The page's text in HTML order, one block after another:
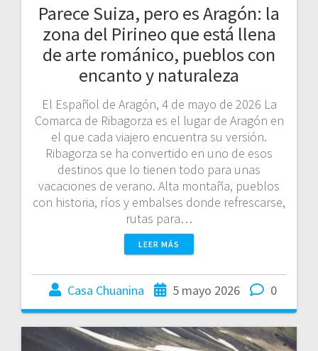
Parece Suiza, pero es Aragón: la
zona del Pirineo que está llena
de arte románico, pueblos con
encanto y naturaleza
El Español de Aragón, 4 de mayo de 2026 La
Comarca de Ribagorza es el lugar de Aragón en
el que cada viajero encuentra su versión.
Ribagorza se ha convertido en uno de esos
destinos que lo tienen todo para unas
vacaciones de verano. Alta montaña, pueblos
con historia, ríos y embalses donde refrescarse,
rutas para…
LEER MÁS
Casa Chuanina 5 mayo 2026 0